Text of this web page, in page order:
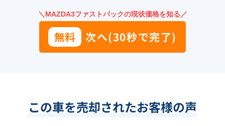
＼MAZDA3ファストバックの現状価格を知る／
無料 次へ(30秒で完了)
この車を売却されたお客様の声